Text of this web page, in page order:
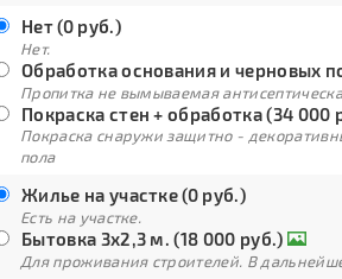
Нет (0 руб.)
Нет.
Обработка основания и черновых
Пропитка не вымываемая
Покраска стен + обработка (34 000
Покраска снаружи защитно -
пола
Жилье на участке (0 руб.)
Есть на участке.
Бытовка 3х2,3 м. (18 000 руб.)
Для проживания строителей. В